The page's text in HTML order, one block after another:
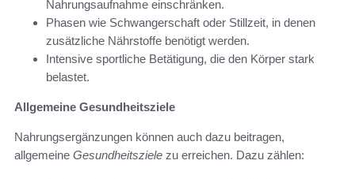
Nahrungsaufnahme einschränken.
Phasen wie Schwangerschaft oder Stillzeit, in denen
zusätzliche Nährstoffe benötigt werden.
Intensive sportliche Betätigung, die den Körper stark
belastet.
Allgemeine Gesundheitsziele
Nahrungsergänzungen können auch dazu beitragen,
allgemeine Gesundheitsziele zu erreichen. Dazu zählen: